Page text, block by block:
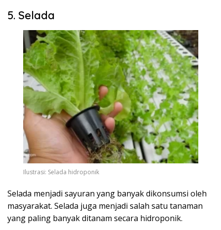
5. Selada
Ilustrasi: Selada hidroponik
Selada menjadi sayuran yang banyak dikonsumsi oleh
masyarakat. Selada juga menjadi salah satu tanaman
yang paling banyak ditanam secara hidroponik.